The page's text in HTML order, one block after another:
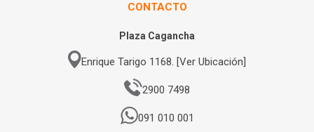
CONTACTO
Plaza Cagancha
Enrique Tarigo 1168. [Ver Ubicación]
2900 7498
091 010 001